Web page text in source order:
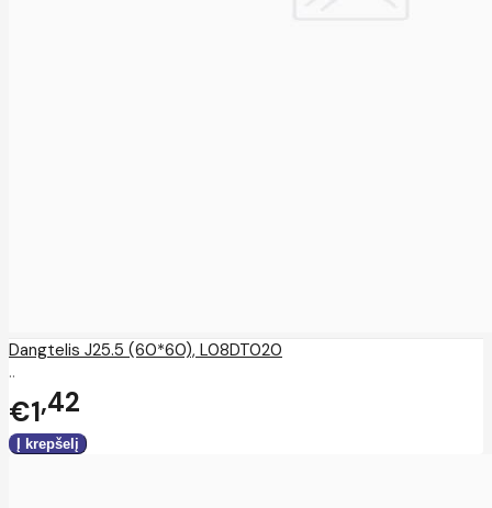
Dangtelis J25.5 (60*60), L08DT020
..
€1 42